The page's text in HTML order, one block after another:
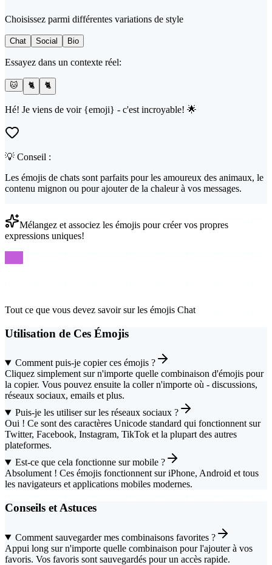
Choisissez parmi différentes variations de style
Chat Social Bio
Essayez dans un contexte réel:
🐱 🐈 🐈
Hé! Je viens de voir {emoji} - c'est incroyable! 🌟
💡 Conseil :
Les émojis de chats sont parfaits pour les amoureux des animaux, le
contenu mignon ou pour ajouter de la chaleur à vos messages.
Mélangez et associez les émojis pour créer vos propres
expressions uniques!
Tout ce que vous devez savoir sur les émojis Chat
Utilisation de Ces Émojis
Comment puis-je copier ces émojis ?
Cliquez simplement sur n'importe quelle combinaison d'émojis pour
la copier. Vous pouvez ensuite la coller n'importe où - discussions,
réseaux sociaux, emails et plus.
Puis-je les utiliser sur les réseaux sociaux ?
Oui ! Ce sont des caractères Unicode standard qui fonctionnent sur
Twitter, Facebook, Instagram, TikTok et la plupart des autres
plateformes.
Est-ce que cela fonctionne sur mobile ?
Absolument ! Ces émojis fonctionnent sur iPhone, Android et tous
les navigateurs et applications mobiles modernes.
Conseils et Astuces
Comment sauvegarder mes combinaisons favorites ?
Appui long sur n'importe quelle combinaison pour l'ajouter à vos
favoris. Vos favoris sont sauvegardés pour un accès rapide.